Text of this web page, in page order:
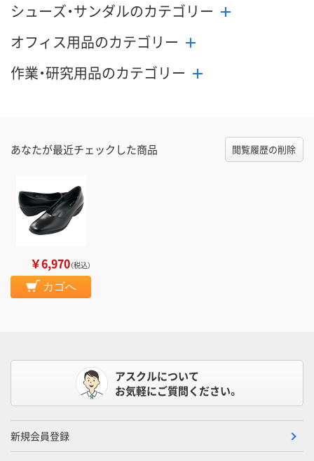
シューズ・サンダルのカテゴリー
オフィス用品のカテゴリー
作業・研究用品のカテゴリー
あなたが最近チェックした商品 閲覧履歴の削除
￥6,970（税込）
カゴへ
アスクルについて
お気軽にご質問ください。
新規会員登録